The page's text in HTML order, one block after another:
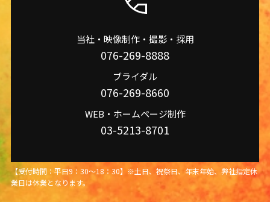
当社・映像制作・撮影・採用
076-269-8888
ブライダル
076-269-8660
WEB・ホームページ制作
03-5213-8701
【受付時間：平日9：30～18：30】※土日、祝祭日、年末年始、弊社指定休
業日は休業となります。